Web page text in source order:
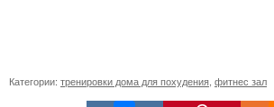
Категории: тренировки дома для похудения фитнес зал